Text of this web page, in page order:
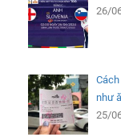
26/
như
25/